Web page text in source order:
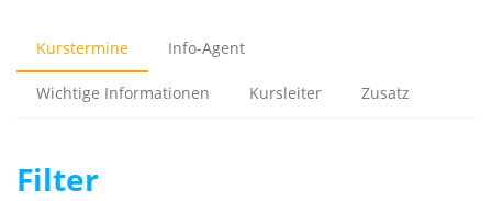
Kurstermine Info-Agent
Wichtige Informationen Kursleiter Zusatz
Filter